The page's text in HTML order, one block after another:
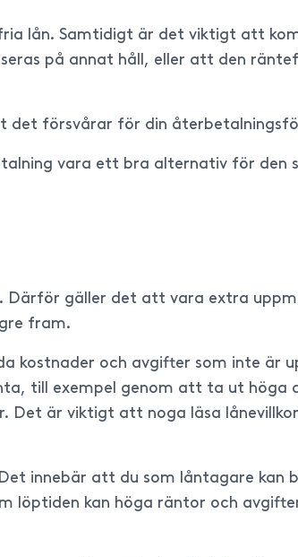
lån. Samtidigt är det viktigt att
på annat håll, eller att den
det försvårar för din
vara ett bra alternativ för den
gäller det att vara extra
fram.
kostnader och avgifter som inte är
till exempel genom att ta ut höga
Det är viktigt att noga läsa
innebär att du som låntagare kan
löptiden kan höga räntor och